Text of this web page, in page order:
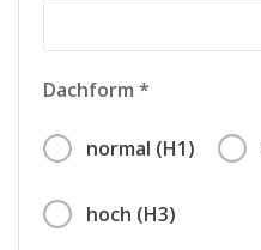
Dachform *
normal (H1)
hoch (H3)